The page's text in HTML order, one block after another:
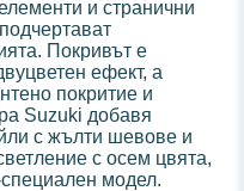
и странични
Покривът е
ефект, а
покритие и
Suzuki добавя
с жълти шевове и
с осем цвята,
модел.